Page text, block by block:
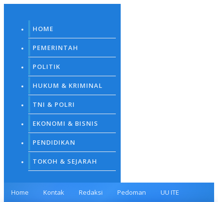
HOME
PEMERINTAH
POLITIK
HUKUM & KRIMINAL
TNI & POLRI
EKONOMI & BISNIS
PENDIDIKAN
TOKOH & SEJARAH
Home Kontak Redaksi Pedoman UU ITE